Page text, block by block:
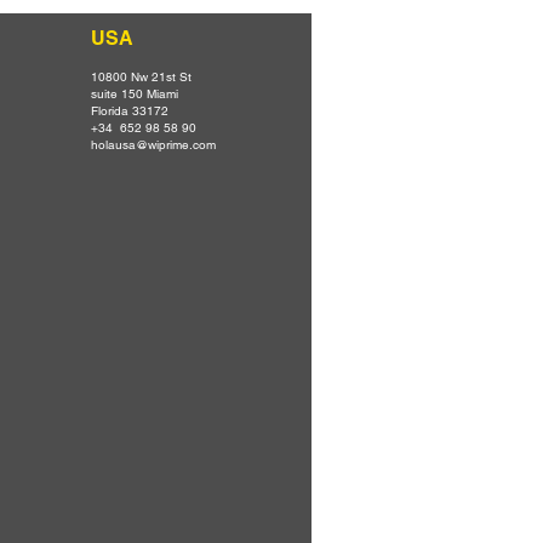
USA
10800 Nw 21st St
suite 150 Miami
Florida 33172
+34 652 98 58 90
holausa@wiprime.com